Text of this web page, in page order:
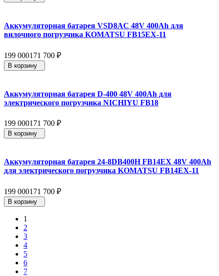
Аккумуляторная батарея VSD8AC 48V 400Ah для
вилочного погрузчика KOMATSU FB15EX-11
199 000171 700 ₽
В корзину
Аккумуляторная батарея D-400 48V 400Ah для
электрического погрузчика NICHIYU FB18
199 000171 700 ₽
В корзину
Аккумуляторная батарея 24-8DB400H FB14EX 48V 400Ah
для электрического погрузчика KOMATSU FB14EX-11
199 000171 700 ₽
В корзину
1
2
3
4
5
6
7